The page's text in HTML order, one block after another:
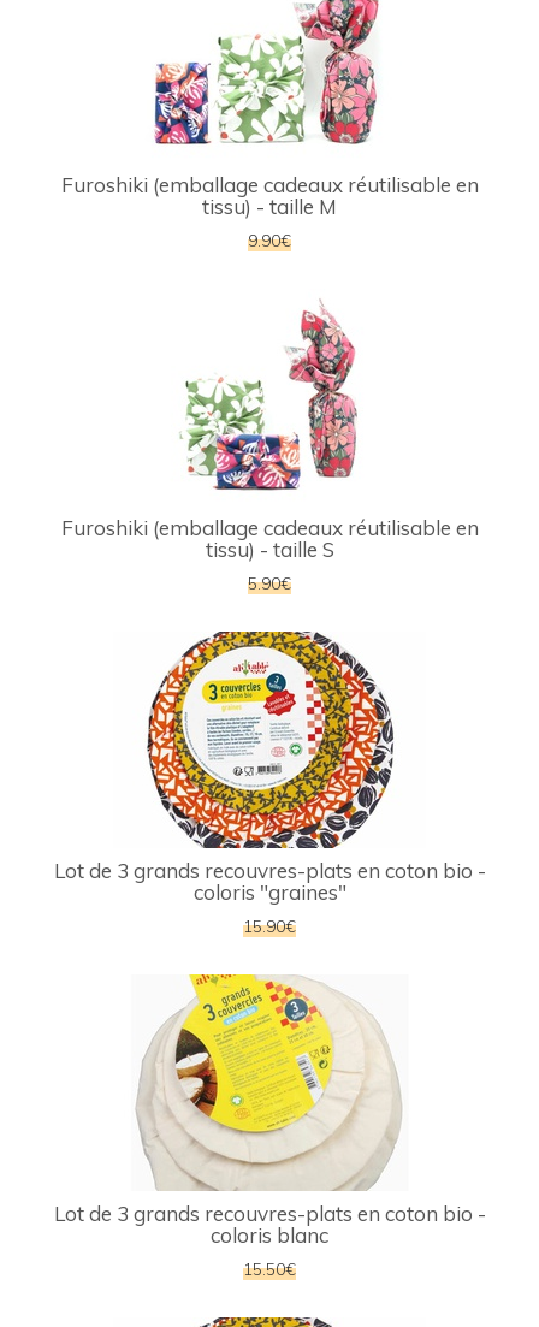
Furoshiki (emballage cadeaux réutilisable en
tissu) - taille M
9.90€
Furoshiki (emballage cadeaux réutilisable en
tissu) - taille S
5.90€
Lot de 3 grands recouvres-plats en coton bio -
coloris "graines"
15.90€
Lot de 3 grands recouvres-plats en coton bio -
coloris blanc
15.50€